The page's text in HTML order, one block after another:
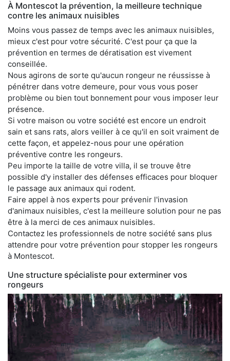
À Montescot la prévention, la meilleure technique
contre les animaux nuisibles
Moins vous passez de temps avec les animaux nuisibles,
mieux c'est pour votre sécurité. C'est pour ça que la
prévention en termes de dératisation est vivement
conseillée.
Nous agirons de sorte qu'aucun rongeur ne réussisse à
pénétrer dans votre demeure, pour vous vous poser
problème ou bien tout bonnement pour vous imposer leur
présence.
Si votre maison ou votre société est encore un endroit
sain et sans rats, alors veiller à ce qu'il en soit vraiment de
cette façon, et appelez-nous pour une opération
préventive contre les rongeurs.
Peu importe la taille de votre villa, il se trouve être
possible d'y installer des défenses efficaces pour bloquer
le passage aux animaux qui rodent.
Faire appel à nos experts pour prévenir l'invasion
d'animaux nuisibles, c'est la meilleure solution pour ne pas
être à la merci de ces animaux nuisibles.
Contactez les professionnels de notre société sans plus
attendre pour votre prévention pour stopper les rongeurs
à Montescot.
Une structure spécialiste pour exterminer vos
rongeurs